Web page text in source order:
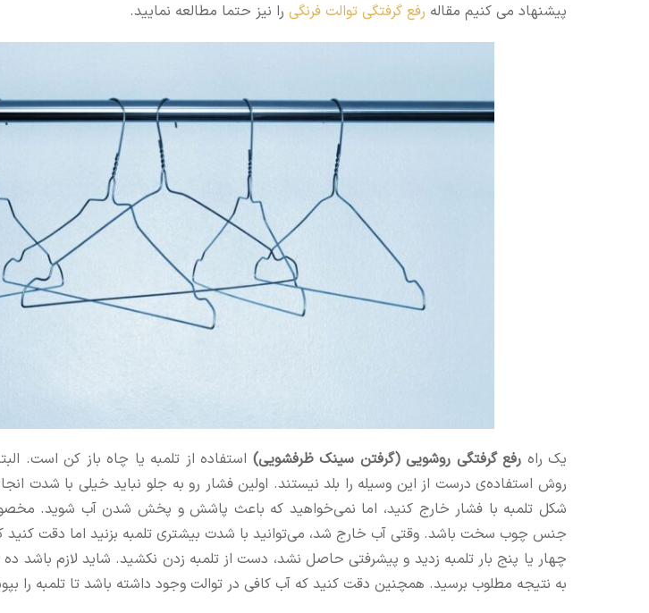
پیشنهاد می کنیم مقاله رفع گرفتگی توالت فرنگی را نیز حتما مطالعه نمایید.
یک راه رفع گرفتگی روشویی (گرفتن سینک ظرفشویی) استفاده از تلمبه یا چاه باز کن است.
روش استفاده‌ی درست از این وسیله را بلد نیستند. اولین فشار رو به جلو نباید خیلی با شدت
شکل تلمبه با فشار خارج کنید، اما نمی‌خواهید که باعث پاشش و پخش شدن آب شوید.
جنس چوب سخت باشد. وقتی آب خارج شد، می‌توانید با شدت بیشتری تلمبه بزنید اما دقت کنید
چهار یا پنج بار تلمبه زدید و پیشرفتی حاصل نشد، دست از تلمبه زدن نکشید. شاید لازم باشد ده
به نتیجه مطلوب برسید. همچنین دقت کنید که آب کافی در توالت وجود داشته باشد تا تلمبه را